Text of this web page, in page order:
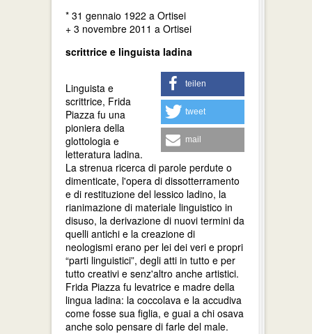
* 31 gennaio 1922 a Ortisei
+ 3 novembre 2011 a Ortisei
scrittrice e linguista ladina
teilen
tweet
mail
Linguista e
scrittrice, Frida
Piazza fu una
pioniera della
glottologia e
letteratura ladina.
La strenua ricerca di parole perdute o
dimenticate, l'opera di dissotterramento
e di restituzione del lessico ladino, la
rianimazione di materiale linguistico in
disuso, la derivazione di nuovi termini da
quelli antichi e la creazione di
neologismi erano per lei dei veri e propri
“parti linguistici”, degli atti in tutto e per
tutto creativi e senz'altro anche artistici.
Frida Piazza fu levatrice e madre della
lingua ladina: la coccolava e la accudiva
come fosse sua figlia, e guai a chi osava
anche solo pensare di farle del male.